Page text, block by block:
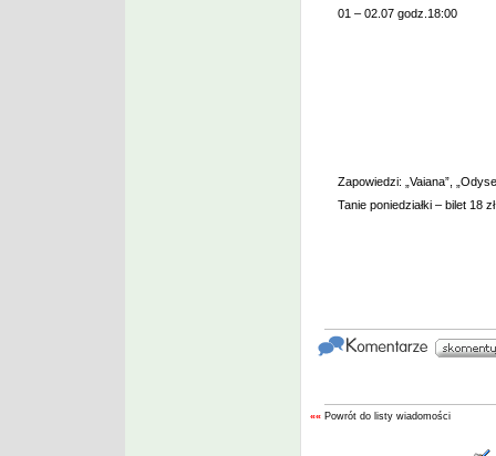
01 – 02.07 godz.18:00
Zapowiedzi: „Vaiana”,
Tanie poniedziałki – bilet 18 zł
«« Powrót do listy wiadomości